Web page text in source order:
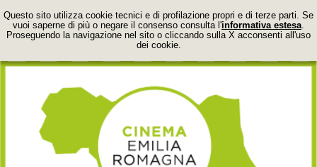
Questo sito utilizza cookie tecnici e di profilazione propri e di terze parti. Se
vuoi saperne di più o negare il consenso consulta l'informativa estesa.
Proseguendo la navigazione nel sito o cliccando sulla X acconsenti all'uso
dei cookie.